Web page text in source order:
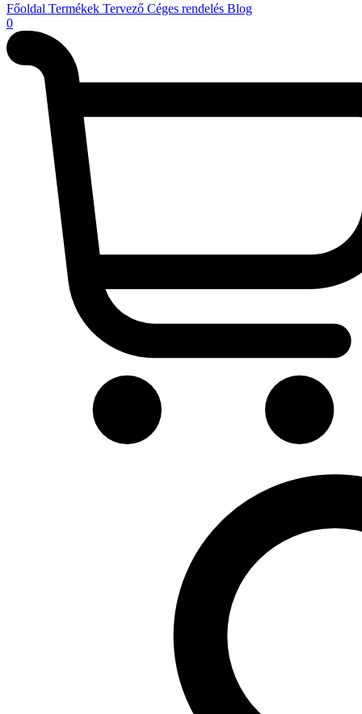
Főoldal Termékek Tervező Céges rendelés Blog
0